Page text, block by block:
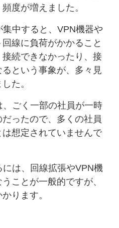
度が増えました。
中すると、VPN機器や
線に負荷がかかること
続できなかったり、接
という事象が、多々見
た。
ごく一部の社員が一時
ったので、多くの社員
想定されていませんで
は、回線拡張やVPN機
ことが一般的ですが、
ります。